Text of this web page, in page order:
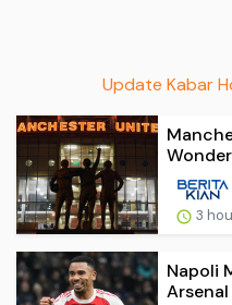
Update Kabar
3
Napoli
Arsenal